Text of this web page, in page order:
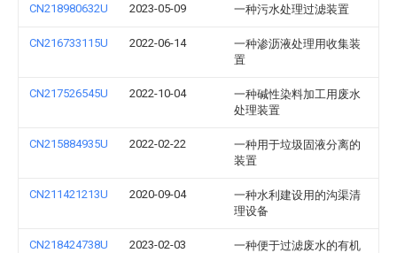
CN218980632U 2023-05-09 一种污水处理过滤装置
CN216733115U 2022-06-14
一种渗沥液处理用收集装
置
CN217526545U 2022-10-04
一种碱性染料加工用废水
处理装置
CN215884935U 2022-02-22
一种用于垃圾固液分离的
装置
CN211421213U 2020-09-04
一种水利建设用的沟渠清
理设备
CN218424738U 2023-02-03
一种便于过滤废水的有机